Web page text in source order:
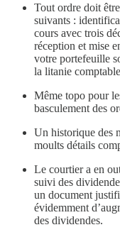
Tout ordre doit
suivants :
cours avec trois
réception et mise
votre portefeuille
la litanie
Même topo pour
basculement des
Un historique des
moults détails
Le courtier a en
suivi des
un document
évidemment
des dividendes.